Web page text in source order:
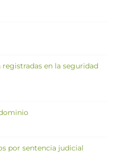
registradas en la seguridad
por sentencia judicial